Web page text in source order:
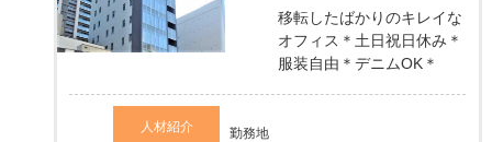
移転したばかりのキレイな
オフィス＊土日祝日休み＊
服装自由＊デニムOK＊
人材紹介
勤務地